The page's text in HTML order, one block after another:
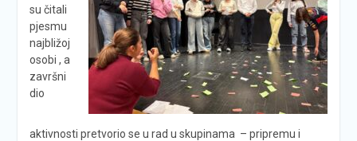
su čitali
pjesmu
najbližoj
osobi , a
završni
dio
aktivnosti pretvorio se u rad u skupinama – pripremu i